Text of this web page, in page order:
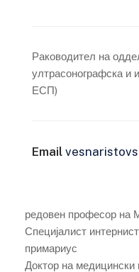
Раководител на
ултрасонографска и
ЕСП)
Email
редовен професор на
Специјалист
примариус
Доктор на медицински